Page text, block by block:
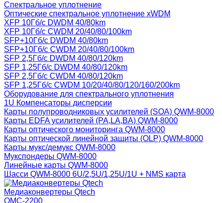
Спектральное уплотнение
Оптические спектральное уплотнение xWDM
XFP 10Гб/с DWDM 40/80km
XFP 10Гб/с CWDM 20/40/80/100km
SFP+10Гб/с DWDM 40/80km
SFP+10Гб/с CWDM 20/40/80/100km
SFP 2,5Гб/с DWDM 40/80/120km
SFP 1,25Гб/с DWDM 40/80/120km
SFP 2,5Гб/с CWDM 40/80/120km
SFP 1,25Гб/с CWDM 10/20/40/80/120/160/200km
Оборудование для спектрального уплотнения
1U Компенсаторы дисперсии
Карты полупроводниковых усилителей (SOA) QWM-8000
Карты EDFA усилителей (PA,LA,BA) QWM-8000
Карты оптического мониторинга QWM-8000
Карты оптической линейной защиты (OLP) QWM-8000
Карты мукс/демукс QWM-8000
Мукспондеры QWM-8000
Линейные карты QWM-8000
Шасси QWM-8000 6U/2,5U/1,25U/1U + NMS карта
Медиаконвертеры Qtech
QMC-2200